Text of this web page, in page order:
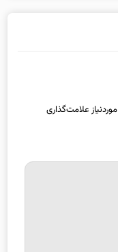
علامت‌گذاری